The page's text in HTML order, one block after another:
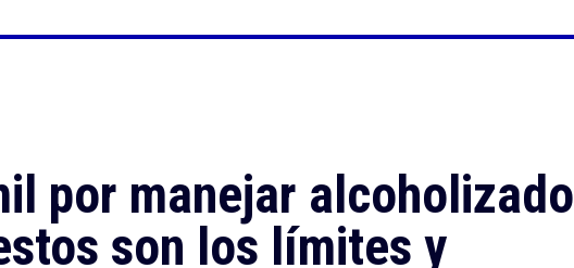
por manejar alcoholizado
son los límites y